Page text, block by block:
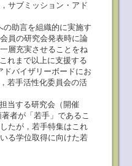
サブミッション・アド
助言を組織的に実施す
員の研究会発表時に論
層充実させることをね
れまで以上に支援する
バイザリーボードにお
若手活性化委員会の活
当する研究会（開催
者が「若手」であるこ
たが，若手特集はこれ
る学位取得に向けた若